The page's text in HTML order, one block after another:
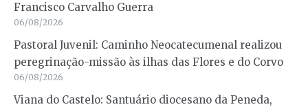
Francisco Carvalho Guerra
06/08/2026
Pastoral Juvenil: Caminho Neocatecumenal realizou
peregrinação-missão às ilhas das Flores e do Corvo
06/08/2026
Viana do Castelo: Santuário diocesano da Peneda,